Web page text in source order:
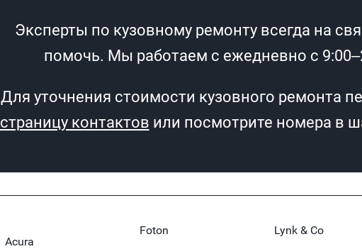
Эксперты по кузовному ремонту всегда на
помочь. Мы работаем с ежедневно с
Для уточнения стоимости кузовного ремонта
страницу контактов или посмотрите номера в
Acura
Foton
Lynk & Co